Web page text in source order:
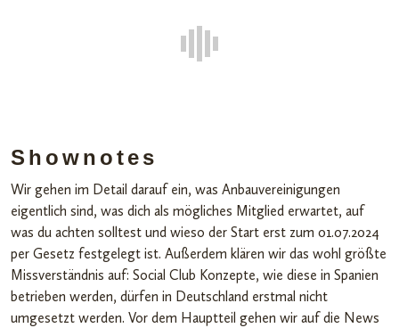
Shownotes
Wir gehen im Detail darauf ein, was Anbauvereinigungen
eigentlich sind, was dich als mögliches Mitglied erwartet, auf
was du achten solltest und wieso der Start erst zum 01.07.2024
per Gesetz festgelegt ist. Außerdem klären wir das wohl größte
Missverständnis auf: Social Club Konzepte, wie diese in Spanien
betrieben werden, dürfen in Deutschland erstmal nicht
umgesetzt werden. Vor dem Hauptteil gehen wir auf die News